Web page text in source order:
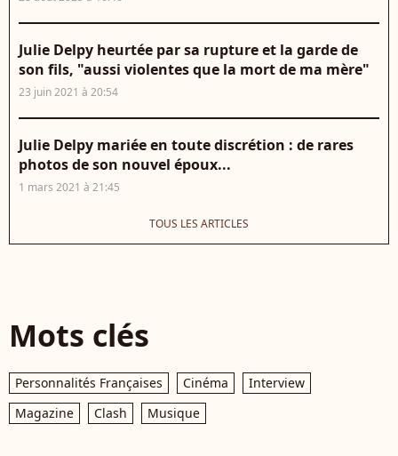
Julie Delpy heurtée par sa rupture et la garde de
son fils, "aussi violentes que la mort de ma mère"
23 juin 2021 à 20:54
Julie Delpy mariée en toute discrétion : de rares
photos de son nouvel époux...
1 mars 2021 à 21:45
TOUS LES ARTICLES
Mots clés
Personnalités Françaises Cinéma
Interview
Magazine
Clash Musique